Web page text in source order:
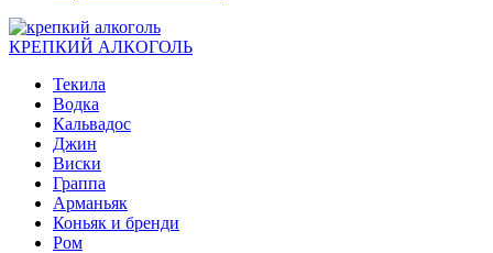
КРЕПКИЙ АЛКОГОЛЬ
Текила
Водка
Кальвадос
Джин
Виски
Граппа
Арманьяк
Коньяк и бренди
Ром